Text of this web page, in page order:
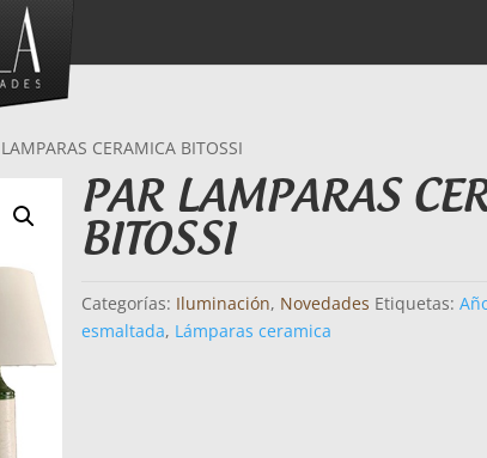
CERAMICA BITOSSI
PAR LAMPARAS
BITOSSI
Categorías: Iluminación, Novedades Etiquetas:
esmaltada, Lámparas ceramica